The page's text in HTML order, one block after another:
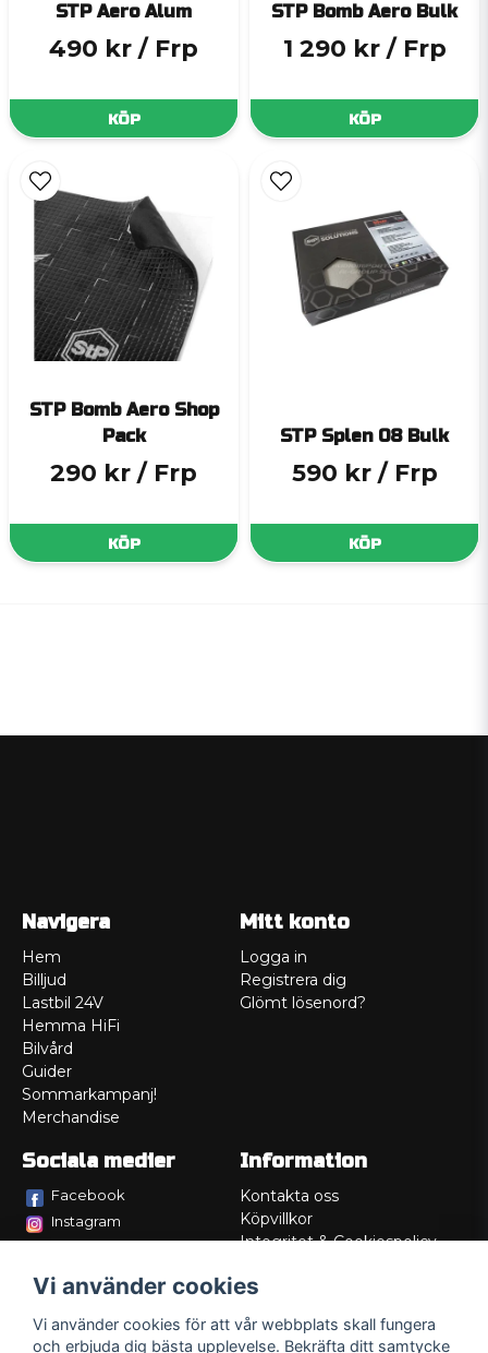
STP Aero Alum
490 kr / Frp
KÖP
STP Bomb Aero Bulk
1 290 kr / Frp
KÖP
STP Bomb Aero Shop
Pack
290 kr / Frp
KÖP
STP Splen 08 Bulk
590 kr / Frp
KÖP
Navigera
Hem
Billjud
Lastbil 24V
Hemma HiFi
Bilvård
Guider
Sommarkampanj!
Merchandise
Mitt konto
Logga in
Registrera dig
Glömt lösenord?
Sociala medier
Facebook
Instagram
Information
Kontakta oss
Köpvillkor
Integritet & Cookiespolicy
Service/Garanti
Lådritning
Vi använder cookies
Vi använder cookies för att vår webbplats skall fungera
och erbjuda dig bästa upplevelse. Bekräfta ditt samtycke